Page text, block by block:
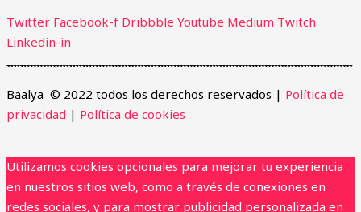
Twitter Facebook-f Dribbble Youtube Medium Twitch
Linkedin-in
Baalya © 2022 todos los derechos reservados | Política de
privacidad | Política de cookies
Utilizamos cookies opcionales para mejorar tu experiencia
en nuestros sitios web, como a través de conexiones en
redes sociales, y para mostrar publicidad personalizada en